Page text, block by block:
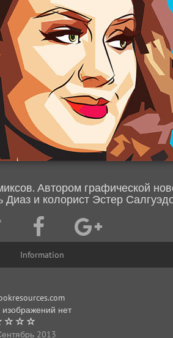
Автором графической
и колорист Эстер
Information
изображений нет
2013